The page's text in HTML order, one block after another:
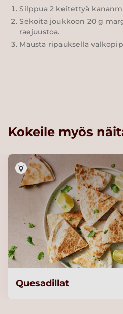
Silppua 2 keitettyä
Sekoita joukkoon 20 g
raejuustoa.
Mausta ripauksella
Kokeile myös
Quesadillat